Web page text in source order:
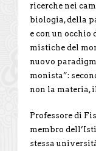
ricerche nei
biologia, della
e con un
mistiche del
nuovo
monista”:
non la materia,
Professore di
membro
stessa